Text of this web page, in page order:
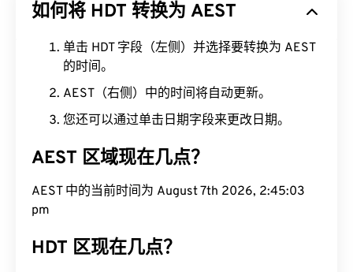
如何将 HDT 转换为 AEST
单击 HDT 字段（左侧）并选择要转换为 AEST
的时间。
AEST（右侧）中的时间将自动更新。
您还可以通过单击日期字段来更改日期。
AEST 区域现在几点？
AEST 中的当前时间为 August 7th 2026, 2:45:04
pm
HDT 区现在几点？